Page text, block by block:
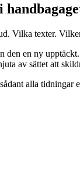
Vilka texter.
den en ny
av sättet att
alla tidningar